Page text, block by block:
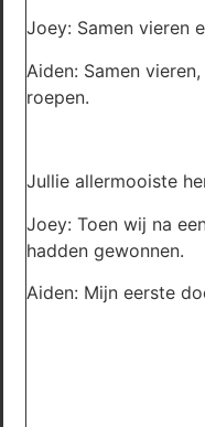
Joey: Samen vieren
Aiden: Samen
roepen.
Jullie allermooiste
Joey: Toen wij na
hadden gewonnen.
Aiden: Mijn eerste